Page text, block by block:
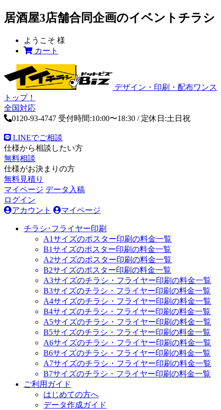
居酒屋3店舗合同企画のイベントチラシ
ようこそ 様
カート
デザイン・印刷・配布ワンス
トップ！
全国対応
0120-93-4747 受付時間:10:00〜18:30 / 定休日:土日祝
LINEでご相談
仕様から相談したい方
無料相談
仕様がお決まりの方
無料見積り
マイページ データ入稿
ログイン
アカウント
マイページ
チラシ･フライヤー印刷
A1サイズのポスター印刷の料金一覧
B1サイズのポスター印刷の料金一覧
A2サイズのポスター印刷の料金一覧
B2サイズのポスター印刷の料金一覧
A3サイズのチラシ・フライヤー印刷の料金一覧
B3サイズのチラシ・フライヤー印刷の料金一覧
A4サイズのチラシ・フライヤー印刷の料金一覧
B4サイズのチラシ・フライヤー印刷の料金一覧
A5サイズのチラシ・フライヤー印刷の料金一覧
B5サイズのチラシ・フライヤー印刷の料金一覧
A6サイズのチラシ・フライヤー印刷の料金一覧
B6サイズのチラシ・フライヤー印刷の料金一覧
A7サイズのチラシ・フライヤー印刷の料金一覧
B7サイズのチラシ・フライヤー印刷の料金一覧
ご利用ガイド
はじめての方へ
データ作成ガイド